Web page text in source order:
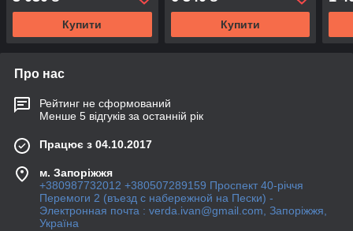
Купити Купити
Про нас
Рейтинг не сформований
Менше 5 відгуків за останній рік
Працює з 04.10.2017
м. Запоріжжя
+380987732012 +380507289159 Проспект 40-рiччя
Перемоги 2 (въезд с набережной на Пески) -
Электронная почта : verda.ivan@gmail.com, Запоріжжя,
Україна